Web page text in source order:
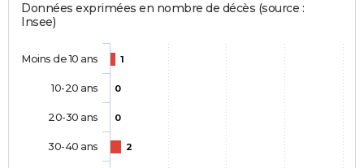
Données exprimées en nombre de décès (source :
Insee)
1
0
0
2
Moins de 10 ans
10-20 ans
20-30 ans
30-40 ans